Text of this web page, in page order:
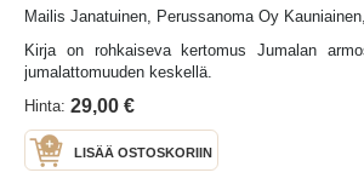
Mailis Janatuinen, Perussanoma Oy
Kirja on rohkaiseva kertomus Jumalan
jumalattomuuden keskellä.
Hinta: 29,00 €
LISÄÄ OSTOSKORIIN